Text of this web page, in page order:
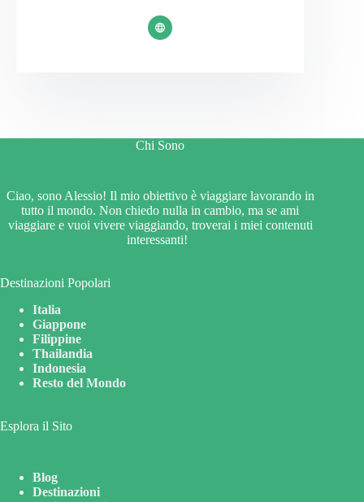
Chi Sono
Ciao, sono Alessio! Il mio obiettivo è viaggiare lavorando in
tutto il mondo. Non chiedo nulla in cambio, ma se ami
viaggiare e vuoi vivere viaggiando, troverai i miei contenuti
interessanti!
Destinazioni Popolari
Italia
Giappone
Filippine
Thailandia
Indonesia
Resto del Mondo
Esplora il Sito
Blog
Destinazioni